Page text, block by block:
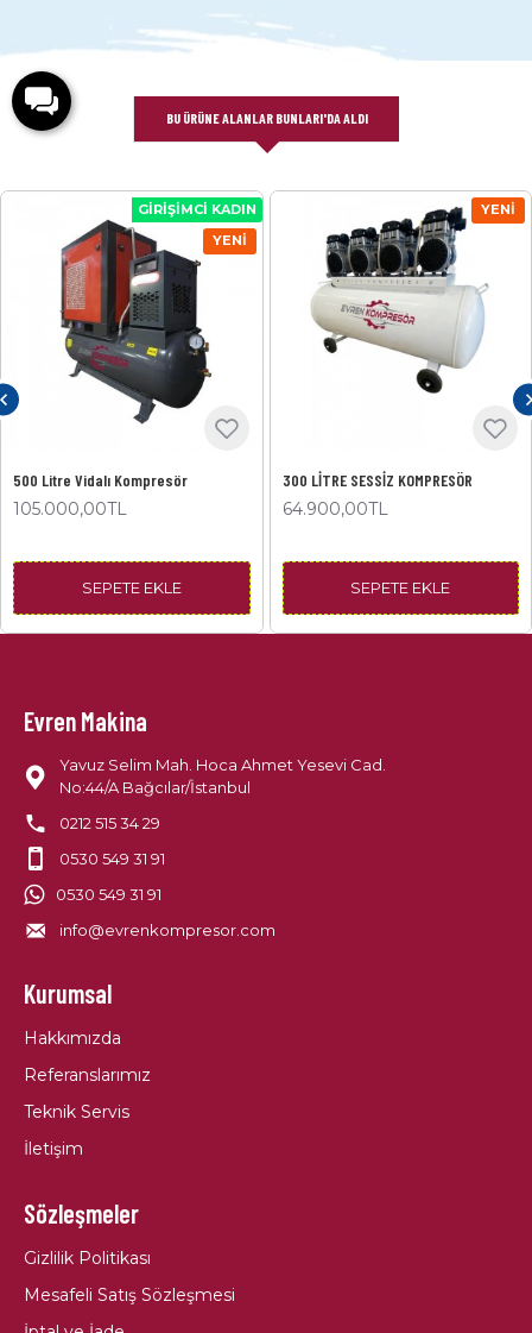
BU ÜRÜNE ALANLAR BUNLARI'DA ALDI
YENI
GIRIŞIMCI KADIN
500 Litre Vidalı Kompresör
105.000,00TL
SEPETE EKLE
YENI
300 LİTRE SESSİZ KOMPRESÖR
64.900,00TL
SEPETE EKLE
Evren Makina
Yavuz Selim Mah. Hoca Ahmet Yesevi Cad.
No:44/A Bağcılar/İstanbul
0212 515 34 29
0530 549 31 91
0530 549 31 91
info@evrenkompresor.com
Kurumsal
Hakkımızda
Referanslarımız
Teknik Servis
İletişim
Sözleşmeler
Gizlilik Politikası
Mesafeli Satış Sözleşmesi